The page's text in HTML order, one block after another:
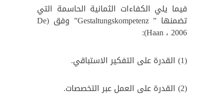
فيما يلي الكفاءات الثمانية الحاسمة التي
تضمنها ” Gestaltungskompetenz” وفق (De
Haan ، 2006):
(1) القدرة على التفكير الاستباقي.
(2) القدرة على العمل عبر التخصصات.